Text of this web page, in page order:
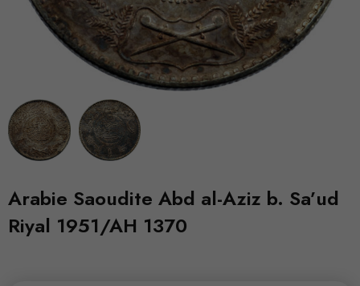
Arabie Saoudite Abd al-Aziz b. Sa’ud
Riyal 1951/AH 1370